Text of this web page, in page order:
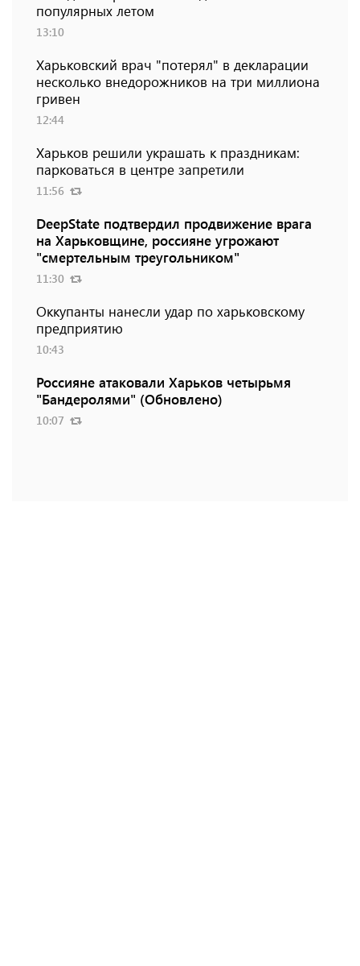
популярных летом
13:10
Харьковский врач "потерял" в декларации
несколько внедорожников на три миллиона
гривен
12:44
Харьков решили украшать к праздникам:
парковаться в центре запретили
11:56
DeepState подтвердил продвижение врага
на Харьковщине, россияне угрожают
"смертельным треугольником"
11:30
Оккупанты нанесли удар по харьковскому
предприятию
10:43
Россияне атаковали Харьков четырьмя
"Бандеролями" (Обновлено)
10:07